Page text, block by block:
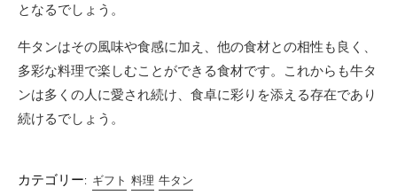
となるでしょう。
牛タンはその風味や食感に加え、他の食材との相性も良く、
多彩な料理で楽しむことができる食材です。これからも牛タ
ンは多くの人に愛され続け、食卓に彩りを添える存在であり
続けるでしょう。
カテゴリー: ギフト 料理 牛タン